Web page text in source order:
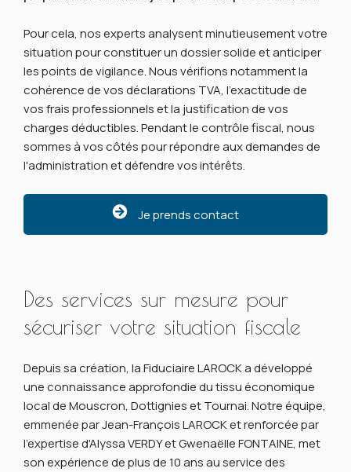
Pour cela, nos experts analysent minutieusement votre
situation pour constituer un dossier solide et anticiper
les points de vigilance. Nous vérifions notamment la
cohérence de vos déclarations TVA, l'exactitude de
vos frais professionnels et la justification de vos
charges déductibles. Pendant le contrôle fiscal, nous
sommes à vos côtés pour répondre aux demandes de
l'administration et défendre vos intérêts.
Je prends contact
Des services sur mesure pour
sécuriser votre situation fiscale
Depuis sa création, la Fiduciaire LAROCK a développé
une connaissance approfondie du tissu économique
local de Mouscron, Dottignies et Tournai. Notre équipe,
emmenée par Jean-François LAROCK et renforcée par
l'expertise d'Alyssa VERDY et Gwenaëlle FONTAINE, met
son expérience de plus de 10 ans au service des